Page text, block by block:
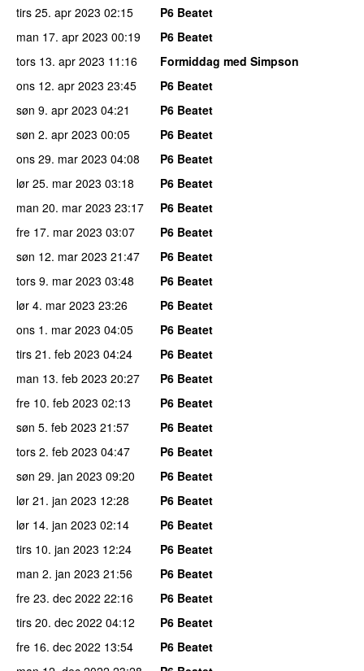
tirs 25. apr 2023 02:15
P6 Beatet
man 17. apr 2023 00:19
P6 Beatet
tors 13. apr 2023 11:16
Formiddag med Simpson
ons 12. apr 2023 23:45
P6 Beatet
søn 9. apr 2023 04:21
P6 Beatet
søn 2. apr 2023 00:05
P6 Beatet
ons 29. mar 2023 04:08
P6 Beatet
lør 25. mar 2023 03:18
P6 Beatet
man 20. mar 2023 23:17
P6 Beatet
fre 17. mar 2023 03:07
P6 Beatet
søn 12. mar 2023 21:47
P6 Beatet
tors 9. mar 2023 03:48
P6 Beatet
lør 4. mar 2023 23:26
P6 Beatet
ons 1. mar 2023 04:05
P6 Beatet
tirs 21. feb 2023 04:24
P6 Beatet
man 13. feb 2023 20:27
P6 Beatet
fre 10. feb 2023 02:13
P6 Beatet
søn 5. feb 2023 21:57
P6 Beatet
tors 2. feb 2023 04:47
P6 Beatet
søn 29. jan 2023 09:20
P6 Beatet
lør 21. jan 2023 12:28
P6 Beatet
lør 14. jan 2023 02:14
P6 Beatet
tirs 10. jan 2023 12:24
P6 Beatet
man 2. jan 2023 21:56
P6 Beatet
fre 23. dec 2022 22:16
P6 Beatet
tirs 20. dec 2022 04:12
P6 Beatet
fre 16. dec 2022 13:54
P6 Beatet